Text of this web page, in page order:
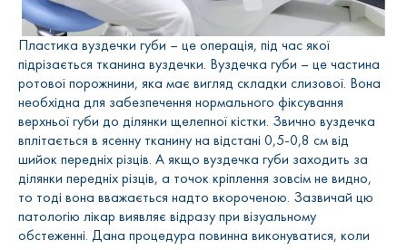
Пластика вуздечки губи – це операція, під час якої
підрізається тканина вуздечки. Вуздечка губи – це частина
ротової порожнини, яка має вигляд складки слизової. Вона
необхідна для забезпечення нормального фіксування
верхньої губи до ділянки щелепної кістки. Звично вуздечка
вплітається в ясенну тканину на відстані 0,5-0,8 см від
шийок передніх різців. А якщо вуздечка губи заходить за
ділянки передніх різців, а точок кріплення зовсім не видно,
то тоді вона вважається надто вкороченою. Зазвичай цю
патологію лікар виявляє відразу при візуальному
обстеженні. Дана процедура повинна виконуватися, коли